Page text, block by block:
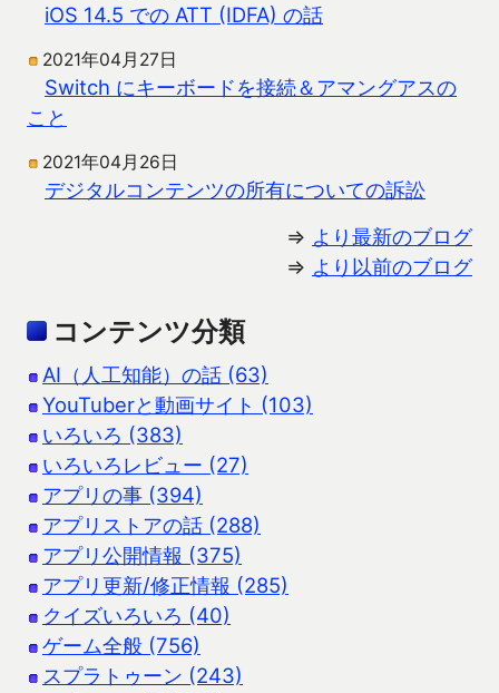
iOS 14.5 での ATT (IDFA) の話
2021年04月27日
Switch にキーボードを接続＆アマングアスの
こと
2021年04月26日
デジタルコンテンツの所有についての訴訟
⇒ より最新のブログ
⇒ より以前のブログ
コンテンツ分類
AI（人工知能）の話 (63)
YouTuberと動画サイト (103)
いろいろ (383)
いろいろレビュー (27)
アプリの事 (394)
アプリストアの話 (288)
アプリ公開情報 (375)
アプリ更新/修正情報 (285)
クイズいろいろ (40)
ゲーム全般 (756)
スプラトゥーン (243)